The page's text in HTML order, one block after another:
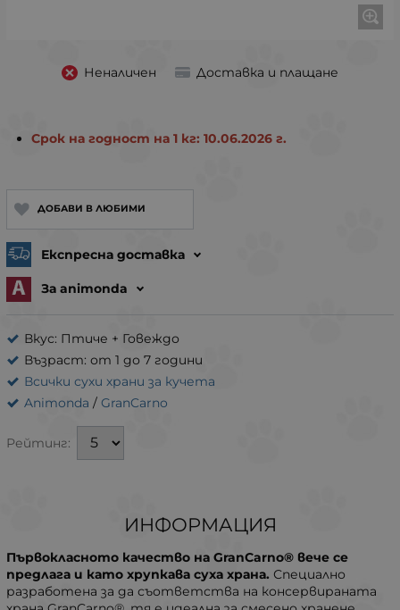
Неналичен Доставка и плащане
ДОБАВИ В ЛЮБИМИ
Експресна доставка
За animonda
Вкус: Птиче + Говеждо
Възраст: от 1 до 7 години
Всички сухи храни за кучета
Animonda / GranCarno
Рейтинг:
Срок на годност на 1 кг: 10.06.2026 г.
ИНФОРМАЦИЯ
Първокласното качество на GranCarno® вече се
предлага и като хрупкава суха храна. Специално
разработена за да съответства на консервираната